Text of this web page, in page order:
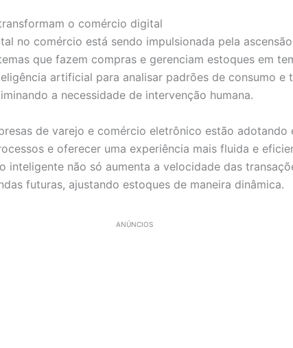
o comércio digital
no comércio está sendo impulsionada pela
que fazem compras e gerenciam estoques em
artificial para analisar padrões de consumo e
a necessidade de intervenção humana.
de varejo e comércio eletrônico estão adotando
e oferecer uma experiência mais fluida e
inteligente não só aumenta a velocidade das
futuras, ajustando estoques de maneira dinâmica.
ANÚNCIOS